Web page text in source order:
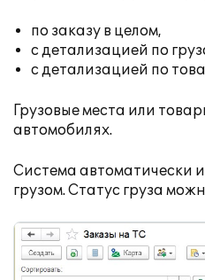
по заказу в целом,
с детализацией по
с детализацией по
Грузовые места или
автомобилях.
Система автоматически
грузом. Статус груза